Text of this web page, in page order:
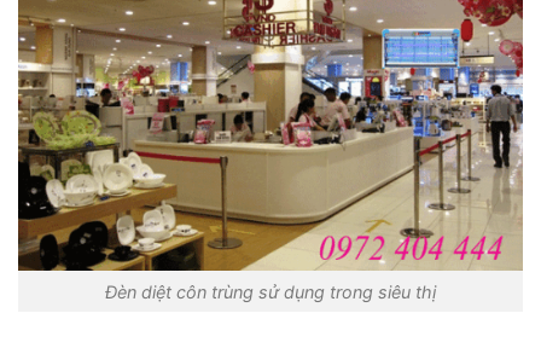
Đèn diệt côn trùng sử dụng trong siêu thị